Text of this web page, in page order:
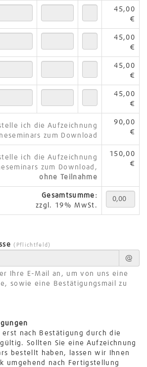
45,00
€
45,00
€
45,00
€
45,00
€
ich die Aufzeichnung
zum Download
90,00
€
ich die Aufzeichnung
zum Download,
ohne Teilnahme
150,00
€
Gesamtsumme:
zzgl. 19% MwSt.
(Pflichtfeld)
@
Ihre E-Mail an, um von uns eine
sowie eine Bestätigungsmail zu
erst nach Bestätigung durch die
Sollten Sie eine Aufzeichnung
bestellt haben, lassen wir Ihnen
umgehend nach Fertigstellung